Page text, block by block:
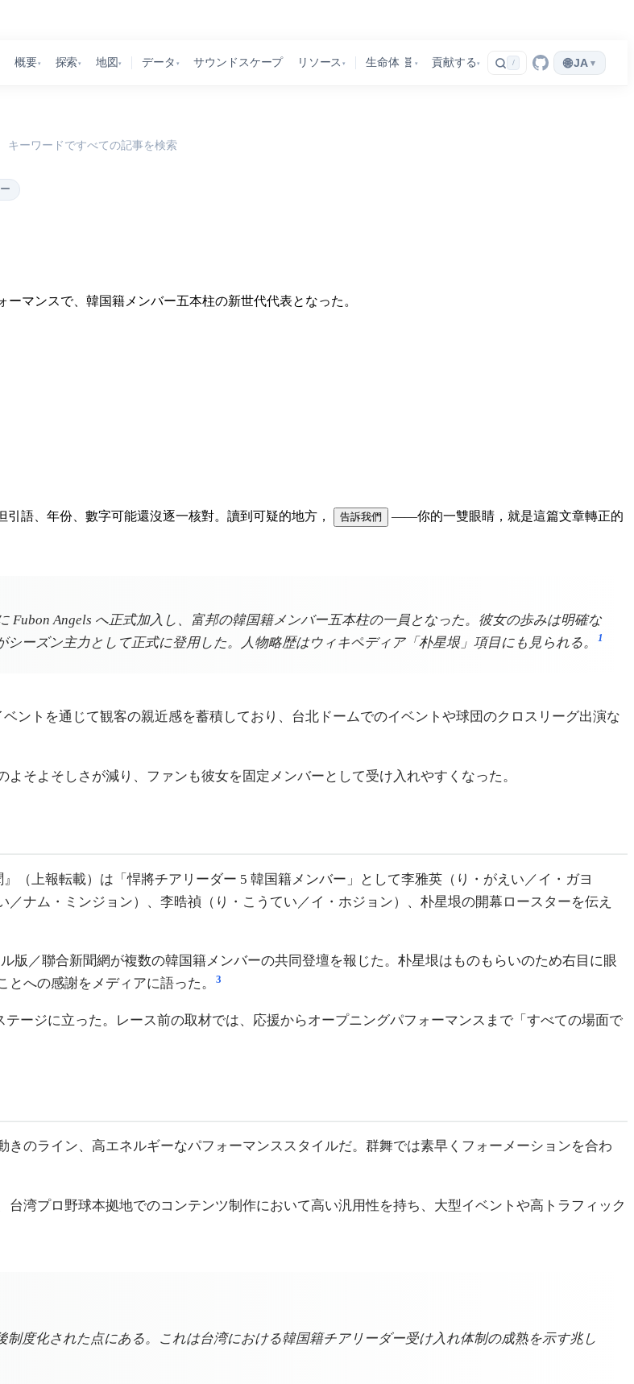
概要▾ 探索▾ 地図 ▾ データ ▾ サウンドスケープ リソース ▾ 生命体 🧬 ▾ 貢献する ▾ / 🌐 JA ▾
キーワードですべての記事を検索
マンスで、韓国籍メンバー五本柱の新世代代表となった。
語、年份、數字可能還沒逐一核對。讀到可疑的地方， 告訴我們
——你的一雙眼睛，就是這篇文章轉正的
Fubon Angels へ正式加入し、富邦の韓国籍メンバー五本柱の一員となった。彼女の歩みは明確な
ーズン主力として正式に登用した。人物略歴はウィキペディア「朴星垠」項目にも見られる。
1
ントを通じて観客の親近感を蓄積しており、台北ドームでのイベントや球団のクロスリーグ出演な
そよそしさが減り、ファンも彼女を固定メンバーとして受け入れやすくなった。
（上報転載）は「悍將チアリーダー 5 韓国籍メンバー」として李雅英（り・がえい／イ・ガヨ
ナム・ミンジョン）、李晧禎（り・こうてい／イ・ホジョン）、朴星垠の開幕ロースターを伝え
版／聯合新聞網が複数の韓国籍メンバーの共同登壇を報じた。朴星垠はものもらいのため右目に眼
への感謝をメディアに語った。
3
ージに立った。レース前の取材では、応援からオープニングパフォーマンスまで「すべての場面で
のライン、高エネルギーなパフォーマンススタイルだ。群舞では素早くフォーメーションを合わ
湾プロ野球本拠地でのコンテンツ制作において高い汎用性を持ち、大型イベントや高トラフィック
度化された点にある。これは台湾における韓国籍チアリーダー受け入れ体制の成熟を示す兆し